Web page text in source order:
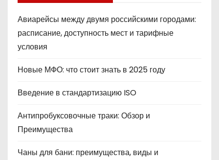
Авиарейсы между двумя российскими городами:
расписание, доступность мест и тарифные
условия
Новые МФО: что стоит знать в 2025 году
Введение в стандартизацию ISO
Антипробуксовочные траки: Обзор и
Преимущества
Чаны для бани: преимущества, виды и